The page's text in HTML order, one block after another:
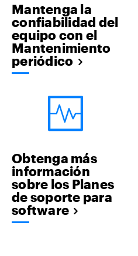
Mantenga la
confiabilidad del
equipo con el
Mantenimiento
periódico
Obtenga más
información
sobre los Planes
de soporte para
software